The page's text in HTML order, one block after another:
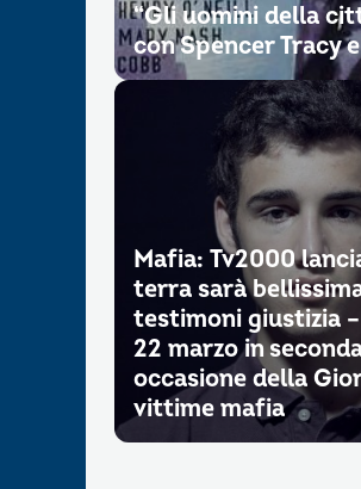
“Gli uomini della
con Spencer Tracy
Mafia: Tv2000
terra sarà
testimoni giustizia –
22 marzo in
occasione della
vittime mafia